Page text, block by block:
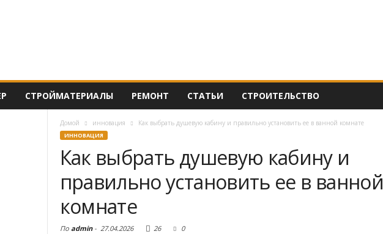
СТРОЙМАТЕРИАЛЫ РЕМОНТ СТАТЬИ СТРОИТЕЛЬСТВО
Домой инновация Как выбрать душевую кабину и правильно установить ее в ванной комнате
ИННОВАЦИЯ
Как выбрать душевую кабину и
правильно установить ее в ванной
комнате
По admin- 27.04.2026 26 0